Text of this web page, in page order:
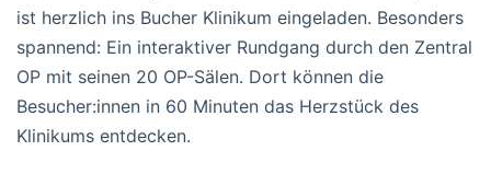
ist herzlich ins Bucher Klinikum eingeladen. Besonders
spannend: Ein interaktiver Rundgang durch den Zentral
OP mit seinen 20 OP-Sälen. Dort können die
Besucher:innen in 60 Minuten das Herzstück des
Klinikums entdecken.